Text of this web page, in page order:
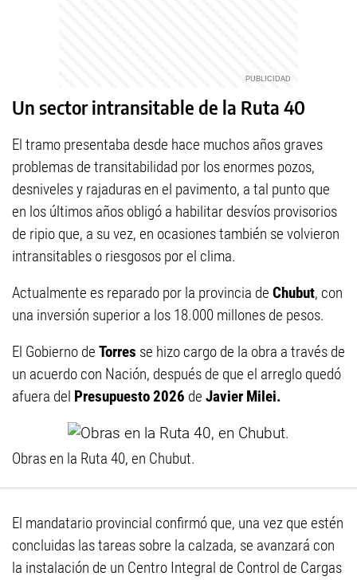
Un sector intransitable de la Ruta 40
El tramo presentaba desde hace muchos años graves
problemas de transitabilidad por los enormes pozos,
desniveles y rajaduras en el pavimento, a tal punto que
en los últimos años obligó a habilitar desvíos provisorios
de ripio que, a su vez, en ocasiones también se volvieron
intransitables o riesgosos por el clima.
Actualmente es reparado por la provincia de Chubut, con
una inversión superior a los 18.000 millones de pesos.
El Gobierno de Torres se hizo cargo de la obra a través de
un acuerdo con Nación, después de que el arreglo quedó
afuera del Presupuesto 2026 de Javier Milei.
Obras en la Ruta 40, en Chubut.
El mandatario provincial confirmó que, una vez que estén
concluidas las tareas sobre la calzada, se avanzará con
la instalación de un Centro Integral de Control de Cargas